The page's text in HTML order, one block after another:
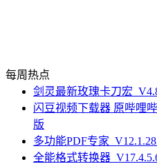
每周热点
剑灵最新玫瑰卡刀宏
闪豆视频下载器 原哔哩
版
多功能PDF专家
全能格式转换器